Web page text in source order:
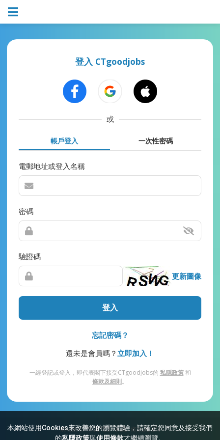
本網站使用Cookies來改善您的瀏覽體驗，請確定您同意及接受我們
的私隱政策與使用條款才繼續瀏覽。
登入 CTgoodjobs
或
帳戶登入 一次性密碼
電郵地址或登入名稱
密碼
驗證碼
更新圖像
登入
忘記密碼？
還未是會員嗎？ 立即加入！
一經登記或登入，即代表閣下接受CTgoodjobs的 私隱政策和
條款及細則。
網站索引 常見問題 私隱 條款及細則